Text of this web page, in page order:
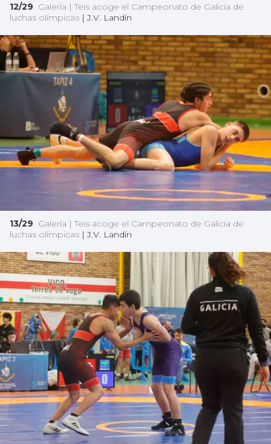
12/29 Galería | Teis acoge el Campeonato de Galicia de
luchas olímpicas |J.V. Landín
13/29 Galería | Teis acoge el Campeonato de Galicia de
luchas olímpicas |J.V. Landín